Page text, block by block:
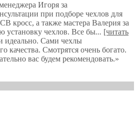
Игоря за
при подборе чехлов для
кросс, а также мастера Валерия за
установку чехлов. Все бы... [читать
идеально. Сами чехлы
качества. Смотрятся очень богато.
вас будем рекомендовать.»